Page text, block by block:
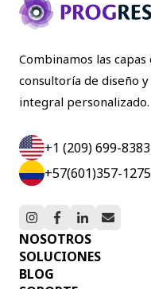
Combinamos las
consultoría de diseño
integral personalizado.
+1 (209) 699-8383
+57(601)357-1275
NOSOTROS
SOLUCIONES
BLOG